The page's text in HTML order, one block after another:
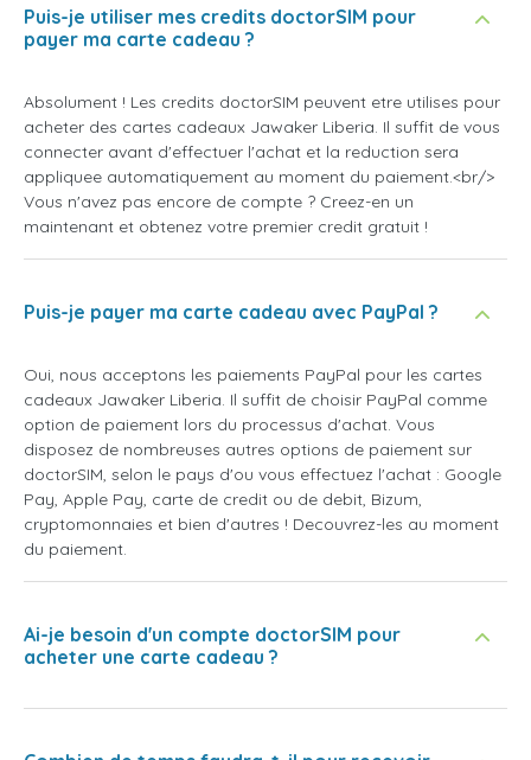
Puis-je utiliser mes credits doctorSIM pour
payer ma carte cadeau ?
Absolument ! Les credits doctorSIM peuvent etre utilises pour
acheter des cartes cadeaux Jawaker Liberia. Il suffit de vous
connecter avant d'effectuer l'achat et la reduction sera
appliquee automatiquement au moment du paiement.<br/>
Vous n'avez pas encore de compte ? Creez-en un
maintenant et obtenez votre premier credit gratuit !
Puis-je payer ma carte cadeau avec PayPal ?
Oui, nous acceptons les paiements PayPal pour les cartes
cadeaux Jawaker Liberia. Il suffit de choisir PayPal comme
option de paiement lors du processus d'achat. Vous
disposez de nombreuses autres options de paiement sur
doctorSIM, selon le pays d'ou vous effectuez l'achat : Google
Pay, Apple Pay, carte de credit ou de debit, Bizum,
cryptomonnaies et bien d'autres ! Decouvrez-les au moment
du paiement.
Ai-je besoin d'un compte doctorSIM pour
acheter une carte cadeau ?